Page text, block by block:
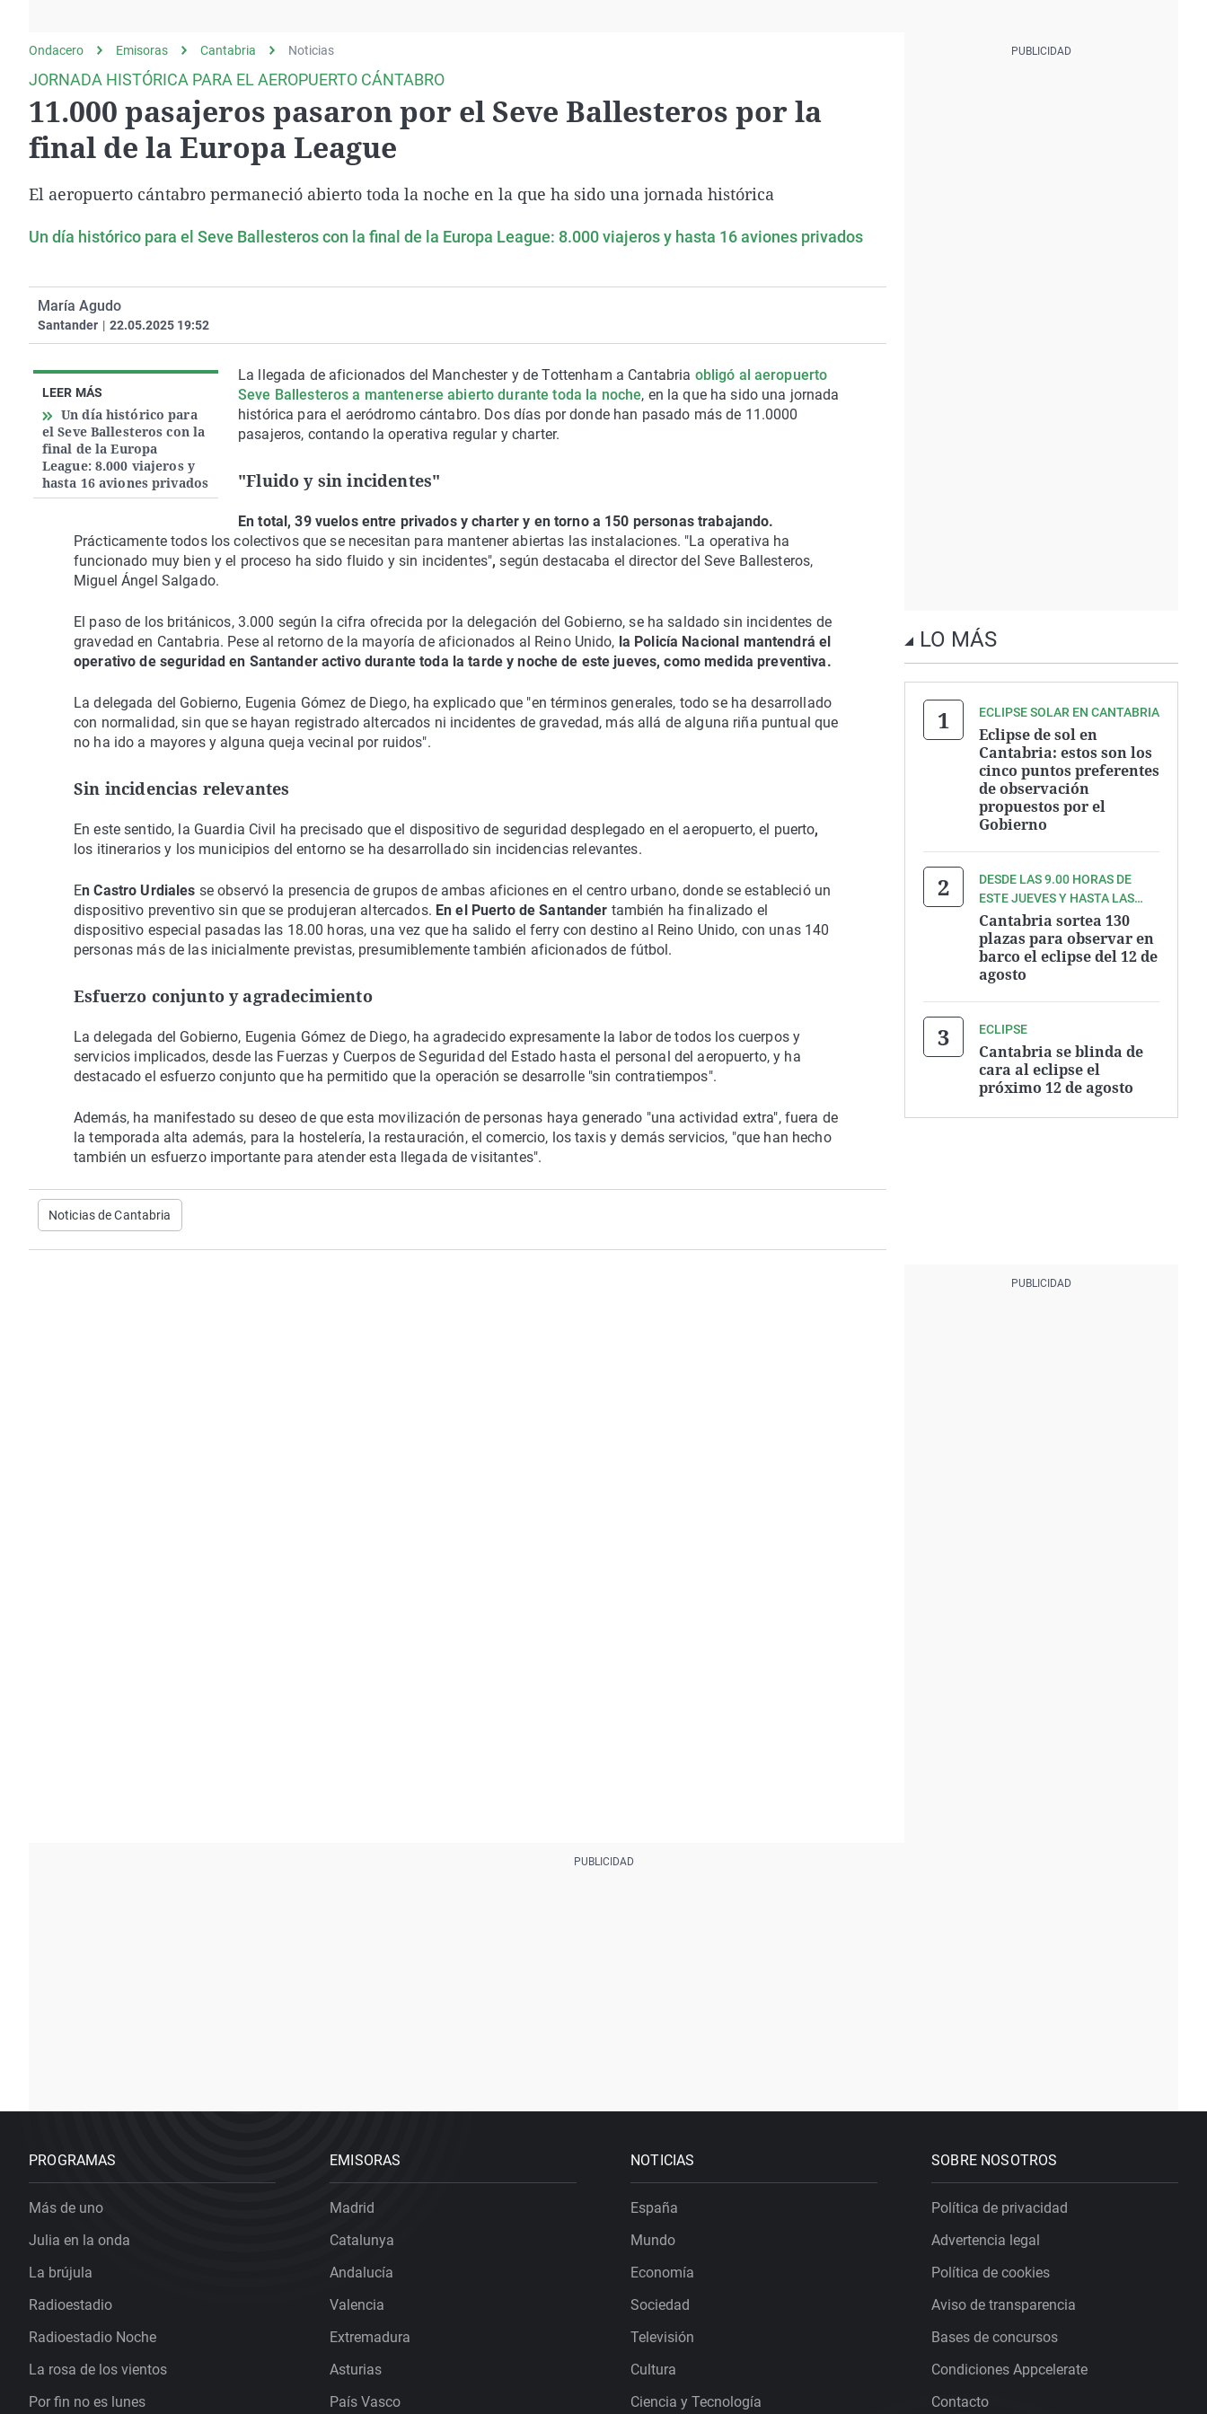
Como el perro y el
gato
Negra
Ondacero Emisoras Cantabria Noticias
JORNADA HISTÓRICA PARA EL AEROPUERTO CÁNTABRO
11.000 pasajeros pasaron por el Seve Ballesteros por la
final de la Europa League
El aeropuerto cántabro permaneció abierto toda la noche en la que ha sido una jornada histórica
Un día histórico para el Seve Ballesteros con la final de la Europa League: 8.000 viajeros y hasta 16 aviones privados
María Agudo
Santander | 22.05.2025 19:52
LEER MÁS
Un día histórico para
el Seve Ballesteros con la
final de la Europa
League: 8.000 viajeros y
hasta 16 aviones privados
La llegada de aficionados del Manchester y de Tottenham a Cantabria obligó al aeropuerto
Seve Ballesteros a mantenerse abierto durante toda la noche, en la que ha sido una jornada
histórica para el aeródromo cántabro. Dos días por donde han pasado más de 11.0000
pasajeros, contando la operativa regular y charter.
"Fluido y sin incidentes"
En total, 39 vuelos entre privados y charter y en torno a 150 personas trabajando.
Prácticamente todos los colectivos que se necesitan para mantener abiertas las instalaciones. "La operativa ha
funcionado muy bien y el proceso ha sido fluido y sin incidentes", según destacaba el director del Seve Ballesteros,
Miguel Ángel Salgado.
El paso de los británicos, 3.000 según la cifra ofrecida por la delegación del Gobierno, se ha saldado sin incidentes de
gravedad en Cantabria. Pese al retorno de la mayoría de aficionados al Reino Unido, la Policía Nacional mantendrá el
operativo de seguridad en Santander activo durante toda la tarde y noche de este jueves, como medida preventiva.
La delegada del Gobierno, Eugenia Gómez de Diego, ha explicado que "en términos generales, todo se ha desarrollado
con normalidad, sin que se hayan registrado altercados ni incidentes de gravedad, más allá de alguna riña puntual que
no ha ido a mayores y alguna queja vecinal por ruidos".
Sin incidencias relevantes
En este sentido, la Guardia Civil ha precisado que el dispositivo de seguridad desplegado en el aeropuerto, el puerto,
los itinerarios y los municipios del entorno se ha desarrollado sin incidencias relevantes.
En Castro Urdiales se observó la presencia de grupos de ambas aficiones en el centro urbano, donde se estableció un
dispositivo preventivo sin que se produjeran altercados. En el Puerto de Santander también ha finalizado el
dispositivo especial pasadas las 18.00 horas, una vez que ha salido el ferry con destino al Reino Unido, con unas 140
personas más de las inicialmente previstas, presumiblemente también aficionados de fútbol.
Esfuerzo conjunto y agradecimiento
La delegada del Gobierno, Eugenia Gómez de Diego, ha agradecido expresamente la labor de todos los cuerpos y
servicios implicados, desde las Fuerzas y Cuerpos de Seguridad del Estado hasta el personal del aeropuerto, y ha
destacado el esfuerzo conjunto que ha permitido que la operación se desarrolle "sin contratiempos".
Además, ha manifestado su deseo de que esta movilización de personas haya generado "una actividad extra", fuera de
la temporada alta además, para la hostelería, la restauración, el comercio, los taxis y demás servicios, "que han hecho
también un esfuerzo importante para atender esta llegada de visitantes".
Noticias de Cantabria
LO MÁS
ECLIPSE SOLAR EN CANTABRIA
Eclipse de sol en
Cantabria: estos son los
cinco puntos preferentes
de observación
propuestos por el
Gobierno
DESDE LAS 9.00 HORAS DE
ESTE JUEVES Y HASTA LAS
9.00 HORAS DEL VIERNES
Cantabria sortea 130
plazas para observar en
barco el eclipse del 12 de
agosto
ECLIPSE
Cantabria se blinda de
cara al eclipse el
próximo 12 de agosto
PROGRAMAS
Más de uno
Julia en la onda
La brújula
Radioestadio
Radioestadio Noche
La rosa de los vientos
Por fin no es lunes
EMISORAS
Madrid
Catalunya
Andalucía
Valencia
Extremadura
Asturias
País Vasco
NOTICIAS
España
Mundo
Economía
Sociedad
Televisión
Cultura
Ciencia y Tecnología
SOBRE NOSOTROS
Política de privacidad
Advertencia legal
Política de cookies
Aviso de transparencia
Bases de concursos
Condiciones Appcelerate
Contacto